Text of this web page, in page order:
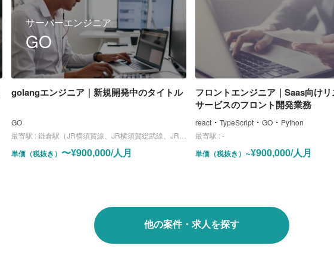
サーバーエンジニア
GO
golangエンジニア｜新規開発中のタイトル
GO
最寄駅 :鎌倉駅（JR横須賀線、JR横須賀総武線、JR湘南新宿ライン）
単価（税抜き） 〜¥900,000/人月
フロントエンジニア｜Saas向け
サービスのフロント開発業務
react ・ TypeScript ・ GO ・ Python
最寄駅 :-
単価（税抜き） ~¥900,000/人月
他の案件・求人を探す